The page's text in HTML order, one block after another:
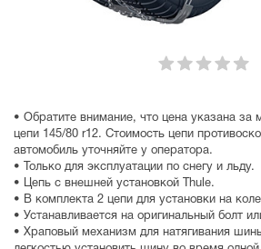
• Обратите внимание, что цена указана
цепи 145/80 r12. Стоимость цепи
автомобиль уточняйте у оператора.
• Только для эксплуатации по снегу и льду.
• Цепь с внешней установкой Thule.
• В комплекта 2 цепи для установки на
• Устанавливается на оригинальный болт
• Храповый механизм для натягивания